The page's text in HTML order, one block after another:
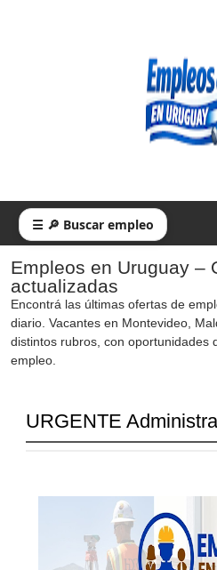
☰ 🔎 Buscar empleo
Empleos en Uruguay –
actualizadas
Encontrá las últimas ofertas de
diario. Vacantes en Montevideo,
distintos rubros, con oportunidades
empleo.
URGENTE